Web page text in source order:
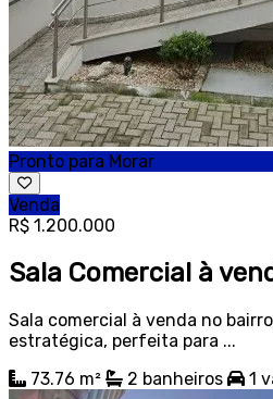
Pronto para Morar
Venda
R$ 1.200.000
Sala Comercial à
Sala comercial à venda no
estratégica, perfeita para ...
73.76 m²
2 banheiros 1